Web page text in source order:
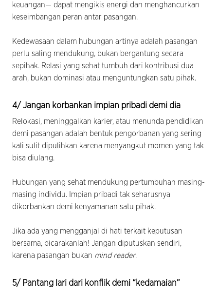
keuangan— dapat mengikis energi dan menghancurkan
keseimbangan peran antar pasangan.
Kedewasaan dalam hubungan artinya adalah pasangan
perlu saling mendukung, bukan bergantung secara
sepihak. Relasi yang sehat tumbuh dari kontribusi dua
arah, bukan dominasi atau menguntungkan satu pihak.
4/ Jangan korbankan impian pribadi demi dia
Relokasi, meninggalkan karier, atau menunda pendidikan
demi pasangan adalah bentuk pengorbanan yang sering
kali sulit dipulihkan karena menyangkut momen yang tak
bisa diulang.
Hubungan yang sehat mendukung pertumbuhan masing-
masing individu. Impian pribadi tak seharusnya
dikorbankan demi kenyamanan satu pihak.
Jika ada yang mengganjal di hati terkait keputusan
bersama, bicarakanlah! Jangan diputuskan sendiri,
karena pasangan bukan mind reader.
5/ Pantang lari dari konflik demi “kedamaian”